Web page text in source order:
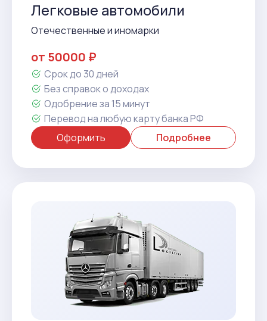
Легковые автомобили
Отечественные и иномарки
от 50000 ₽
Срок до 30 дней
Без справок о доходах
Одобрение за 15 минут
Перевод на любую карту банка РФ
Оформить
Подробнее